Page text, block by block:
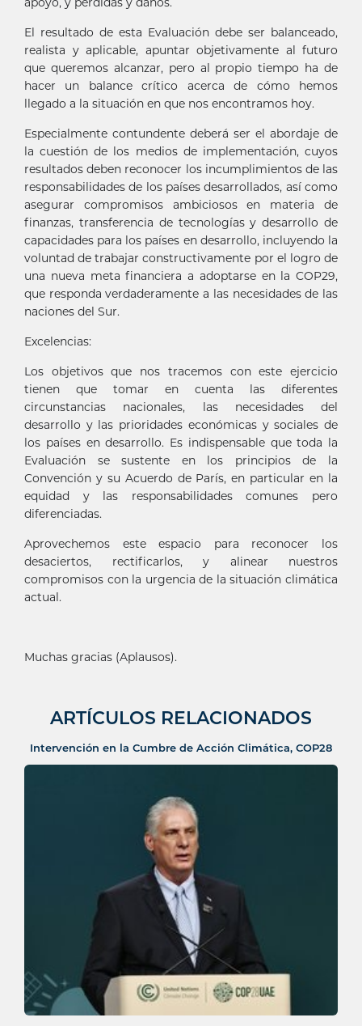
El resultado de esta Evaluación debe ser balanceado,
realista y aplicable, apuntar objetivamente al futuro
que queremos alcanzar, pero al propio tiempo ha de
hacer un balance crítico acerca de cómo hemos
llegado a la situación en que nos encontramos hoy.
Especialmente contundente deberá ser el abordaje de
la cuestión de los medios de implementación, cuyos
resultados deben reconocer los incumplimientos de las
responsabilidades de los países desarrollados, así como
asegurar compromisos ambiciosos en materia de
finanzas, transferencia de tecnologías y desarrollo de
capacidades para los países en desarrollo, incluyendo la
voluntad de trabajar constructivamente por el logro de
una nueva meta financiera a adoptarse en la COP29,
que responda verdaderamente a las necesidades de las
naciones del Sur.
Excelencias:
Los objetivos que nos tracemos con este ejercicio
tienen que tomar en cuenta las diferentes
circunstancias nacionales, las necesidades del
desarrollo y las prioridades económicas y sociales de
los países en desarrollo. Es indispensable que toda la
Evaluación se sustente en los principios de la
Convención y su Acuerdo de París, en particular en la
equidad y las responsabilidades comunes pero
diferenciadas.
Aprovechemos este espacio para reconocer los
desaciertos, rectificarlos, y alinear nuestros
compromisos con la urgencia de la situación climática
actual.
Muchas gracias (Aplausos).
ARTÍCULOS RELACIONADOS
Intervención en la Cumbre de Acción Climática, COP28